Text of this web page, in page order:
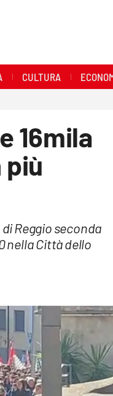
CULTURA
16mila
più
Reggio seconda
nella Città dello